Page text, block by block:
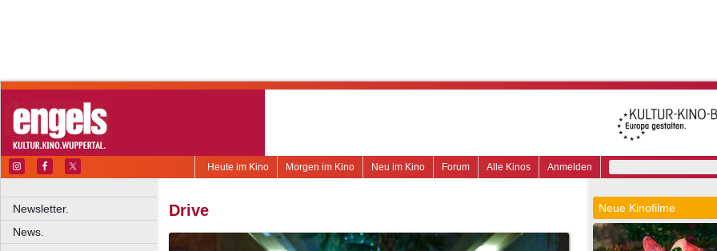
Anmelden
Alle Kinos
Forum
Neu im Kino
Morgen im Kino
Heute im Kino
Newsletter.
News.
Drive Neue Kinofilme